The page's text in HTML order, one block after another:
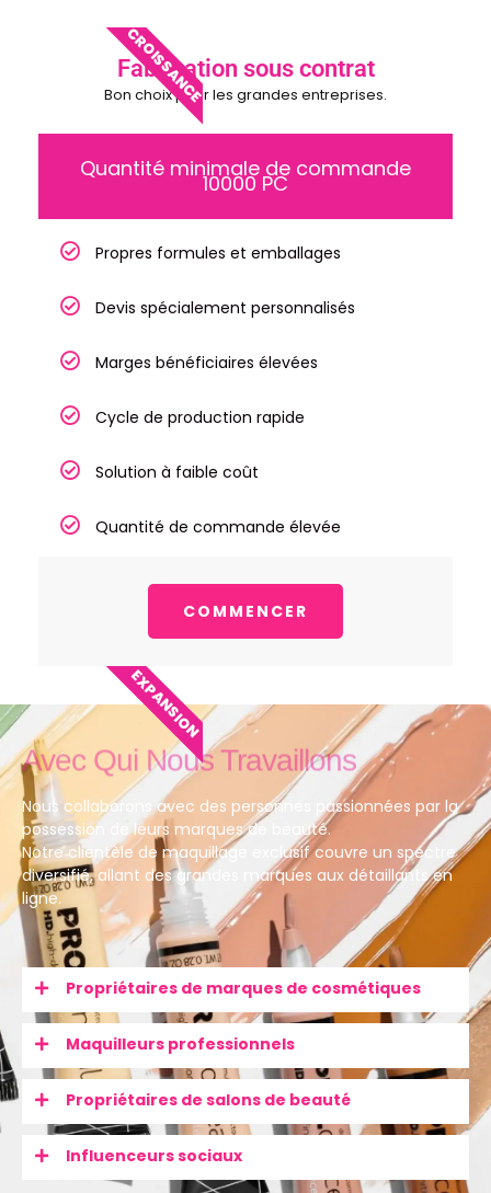
CROISSANCE
Fabrication sous contrat
Bon choix pour les grandes entreprises.
Quantité minimale de commande
10000 PC
Propres formules et emballages
Devis spécialement personnalisés
Marges bénéficiaires élevées
Cycle de production rapide
Solution à faible coût
Quantité de commande élevée
COMMENCER
EXPANSION
Avec Qui Nous Travaillons
Nous collaborons avec des personnes passionnées par la
possession de leurs marques de beauté.
Notre clientèle de maquillage exclusif couvre un spectre
diversifié, allant des grandes marques aux détaillants en
ligne.
Propriétaires de marques de cosmétiques
Maquilleurs professionnels
Propriétaires de salons de beauté
Influenceurs sociaux